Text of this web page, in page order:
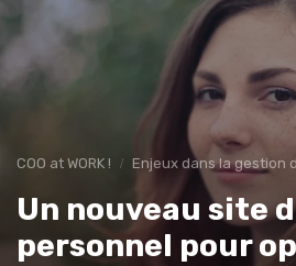
COO at WORK ! Enjeux dans la gestion des
Un nouveau site
personnel pour